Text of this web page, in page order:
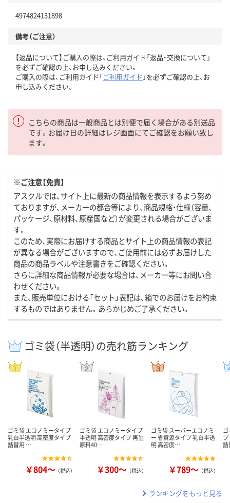
4974824131898
備考（ご注意）
【返品について】ご購入の際は、ご利用ガイド「返品・交換について」
を必ずご確認の上、お申し込みください。
ご購入の際は、ご利用ガイド「ご利用ガイド 」を必ずご確認の上、お
申し込みください。
こちらの商品は一般商品とは別便で届く場合がある別送品
です。お届け日の詳細はレジ画面にてご確認をお願い致し
ます。
※ご注意【免責】
アスクルでは、サイト上に最新の商品情報を表示するよう努め
ておりますが、メーカーの都合等により、商品規格・仕様（容量、
パッケージ、原材料、原産国など）が変更される場合がございま
す。
このため、実際にお届けする商品とサイト上の商品情報の表記
が異なる場合がございますので、ご使用前には必ずお届けした
商品の商品ラベルや注意書きをご確認ください。
さらに詳細な商品情報が必要な場合は、メーカー等にお問い合
わせください。
また、販売単位における「セット」表記は、箱でのお届けをお約束
するものではありません。あらかじめご了承ください。
ゴミ袋（半透明）の売れ筋ランキング
ゴミ袋 エコノミータイプ
乳白半透明 高密度タイプ
詰替用 …
￥804～ （税込）
ゴミ袋 エコノミータイプ
半透明 高密度タイプ 再生
原料40…
￥300～ （税込）
ゴミ袋 スーパーエコノミ
ー 省資源タイプ 乳白半透
明 高密度…
￥789～ （税込）
ランキングをもっと見る